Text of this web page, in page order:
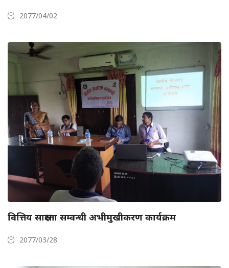
2077/04/02
वित्तिय साक्षरता सम्वन्धी अभीमुखीकरण कार्यक्रम
2077/03/28